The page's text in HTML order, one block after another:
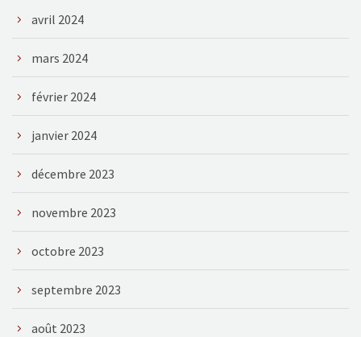
avril 2024
mars 2024
février 2024
janvier 2024
décembre 2023
novembre 2023
octobre 2023
septembre 2023
août 2023